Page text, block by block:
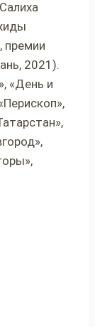
премии
2021).
«День и